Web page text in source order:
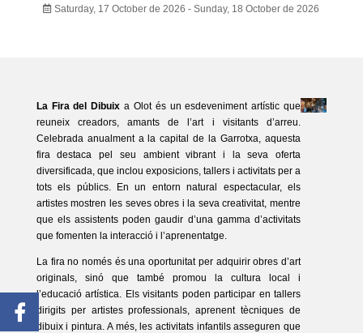
Saturday, 17 October de 2026 - Sunday, 18 October de 2026
La Fira del Dibuix a Olot és un esdeveniment artístic que
reuneix creadors, amants de l’art i visitants d’arreu.
Celebrada anualment a la capital de la Garrotxa, aquesta
fira destaca pel seu ambient vibrant i la seva oferta
diversificada, que inclou exposicions, tallers i activitats per a
tots els públics. En un entorn natural espectacular, els
artistes mostren les seves obres i la seva creativitat, mentre
que els assistents poden gaudir d’una gamma d’activitats
que fomenten la interacció i l’aprenentatge.
La fira no només és una oportunitat per adquirir obres d’art
originals, sinó que també promou la cultura local i
l’educació artística. Els visitants poden participar en tallers
dirigits per artistes professionals, aprenent tècniques de
dibuix i pintura. A més, les activitats infantils asseguren que